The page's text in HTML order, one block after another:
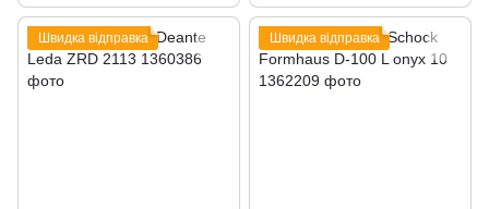
Швидка відправка Швидка відправка